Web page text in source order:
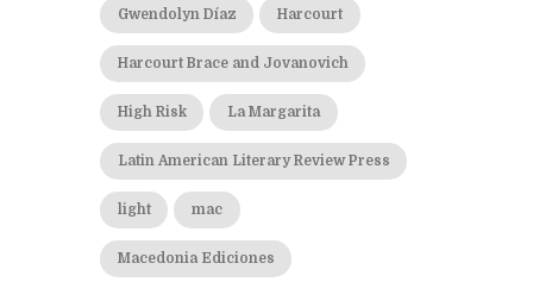
Gwendolyn Díaz Harcourt
Harcourt Brace and Jovanovich
High Risk La Margarita
Latin American Literary Review Press
light mac
Macedonia Ediciones